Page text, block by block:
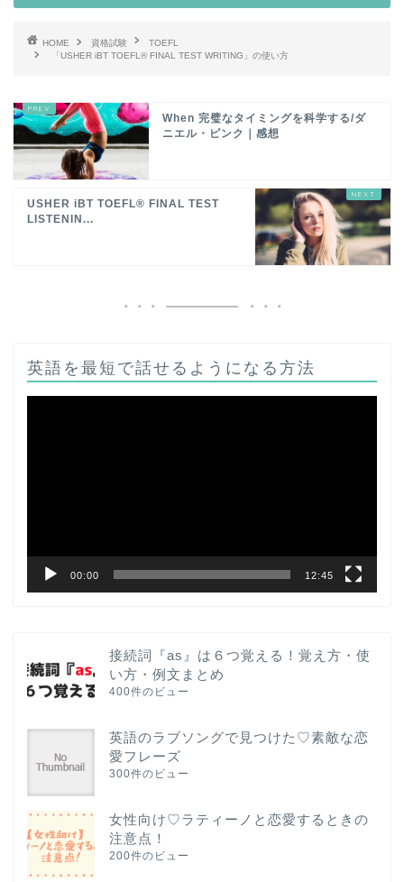
HOME 資格試験
TOEFL
「USHER iBT TOEFL® FINAL TEST WRITING」の使い方
When 完璧なタイミングを科学する/ダ
ニエル・ピンク｜感想
USHER iBT TOEFL® FINAL TEST
LISTENIN...
英語を最短で話せるようになる方法
00:00 12:45
接続詞『as』は６つ覚える！覚え方・使
い方・例文まとめ
400件のビュー
英語のラブソングで見つけた♡素敵な恋
愛フレーズ
300件のビュー
女性向け♡ラティーノと恋愛するときの
注意点！
200件のビュー